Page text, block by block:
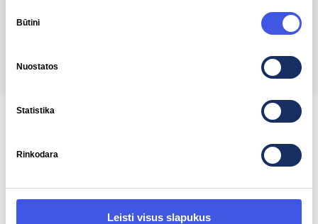
pasirinkimas
Būtini
Nuostatos
Statistika
Rinkodara
Leisti visus slapukus
Dar neturite paskyros –
, truks vos